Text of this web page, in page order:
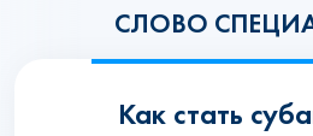
СЛОВО
Как стать